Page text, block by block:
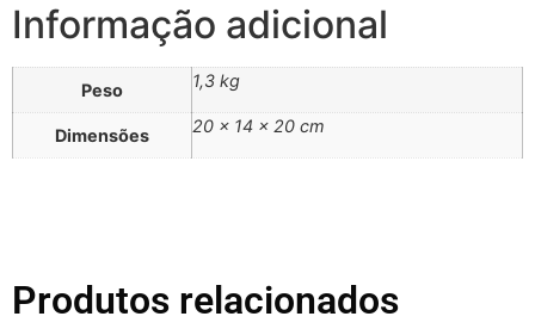
Informação adicional
Peso 1,3 kg
Dimensões 20 × 14 × 20 cm
Produtos relacionados